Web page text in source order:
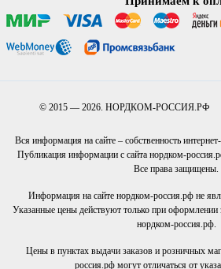
© 2015 — 2026. НОРДКОМ-РОССИЯ.РФ
Вся информация на сайте – собственность
Публикация информации с сайта нордком-
Все права защищены.
Информация на сайте нордком-россия.рф не
Указанные цены действуют только при оформлении
нордком-россия.рф.
Цены в пунктах выдачи заказов и розничных
россия.рф могут отличаться от